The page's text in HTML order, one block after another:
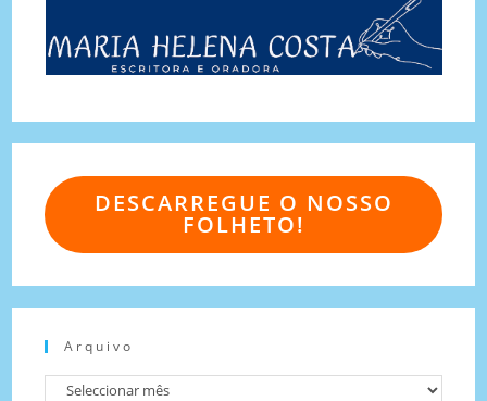
DESCARREGUE O NOSSO
FOLHETO!
Arquivo